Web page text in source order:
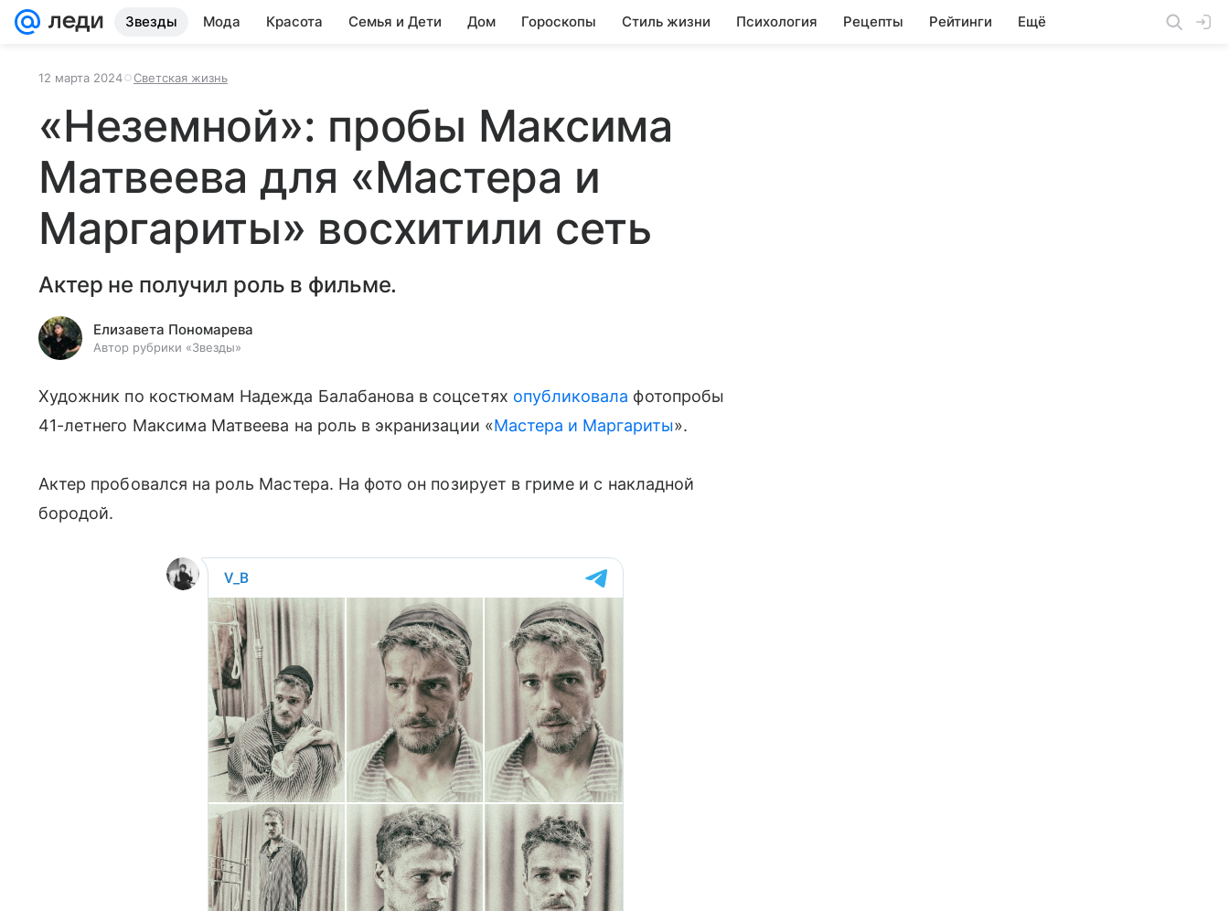
Звезды Мода Красота Семья и Дети Дом Гороскопы Стиль жизни Психология Рецепты Рейтинги Ещё
12 марта 2024 Светская жизнь
«Неземной»: пробы Максима
Матвеева для «Мастера и
Маргариты» восхитили сеть
Актер не получил роль в фильме.
Елизавета Пономарева
Автор рубрики «Звезды»
Художник по костюмам Надежда Балабанова в соцсетях опубликовала фотопробы
41-летнего Максима Матвеева на роль в экранизации «Мастера и Маргариты».
Актер пробовался на роль Мастера. На фото он позирует в гриме и с накладной
бородой.